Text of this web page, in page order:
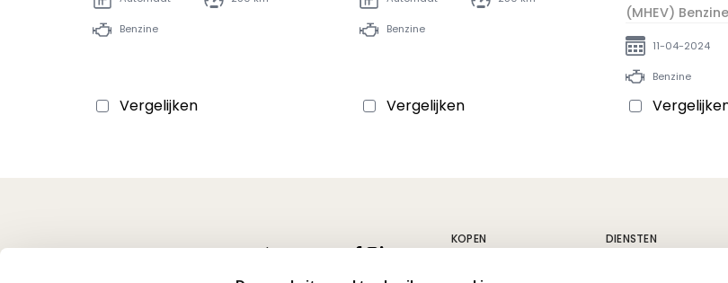
Benzine
Vergelijken
Benzine
Vergelijken
(MHEV)
11-04-2024
Benzine
Volg ons op
KOPEN
Alle voertuigen
DIENSTEN